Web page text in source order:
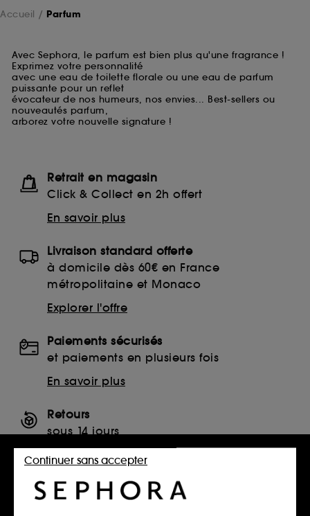
Accueil Parfum
Avec Sephora, le parfum est bien plus qu'une fragrance !
Exprimez votre personnalité
avec une eau de toilette florale ou une eau de parfum
puissante pour un reflet
évocateur de nos humeurs, nos envies... Best-sellers ou
nouveautés parfum,
arborez votre nouvelle signature !
Retrait en magasin
Click & Collect en 2h offert
En savoir plus
Livraison standard offerte
à domicile dès 60€ en France
métropolitaine et Monaco
Explorer l'offre
Paiements sécurisés
et paiements en plusieurs fois
En savoir plus
Retours
sous 14 jours
Retourner mon article
SERVICES, CONTACT ET CONDITIONS DES OFFRES
Continuer sans accepter